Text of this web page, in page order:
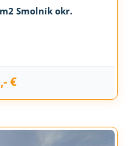
Smolník okr.
€